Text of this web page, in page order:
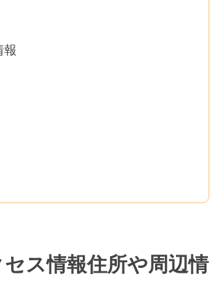
ス情報住所や周辺情